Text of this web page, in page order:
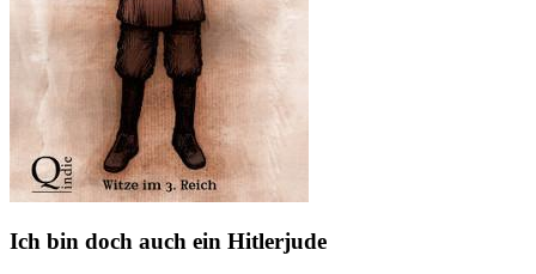
Ich bin doch auch ein Hitlerjude